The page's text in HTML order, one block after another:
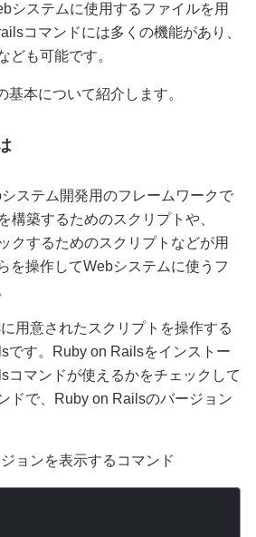
システムに使用するファイルを用
コマンドには多くの機能があり、
ども可能です。
基本について紹介します。
ステム開発用のフレームワークで
構築するためのスクリプトや、
クするためのスクリプトなどが用
を操作してWebシステムに使うフ
用意されたスクリプトを操作する
です。Ruby on Railsをインストー
コマンドが使えるかをチェックして
ドで、Ruby on Railsのバージョン
ョンを表示するコマンド